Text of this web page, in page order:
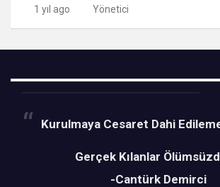
1 yıl ago Yönetici
Kurulmaya Cesaret Dahi
Gerçek Kılanlar
-Cantürk Demirci